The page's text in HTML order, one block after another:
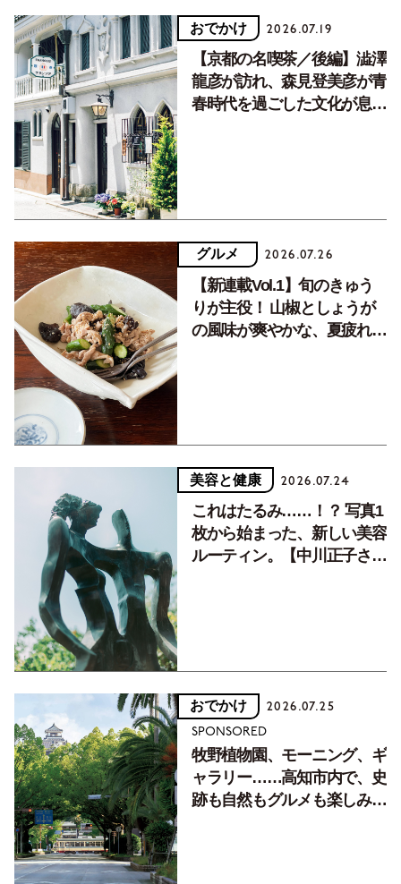
おでかけ 2026.07.19
【京都の名喫茶／後編】澁澤
龍彦が訪れ、森見登美彦が青
春時代を過ごした文化が息づ
グルメ 2026.07.26
【新連載Vol.1】旬のきゅう
りが主役！ 山椒としょうが
の風味が爽やかな、夏疲れを
美容と健康 2026.07.24
これはたるみ……！？ 写真1
枚から始まった、新しい美容
ルーティン。【中川正子さん
おでかけ 2026.07.25
SPONSORED
牧野植物園、モーニング、ギ
ャラリー……高知市内で、史
跡も自然もグルメも楽しみ尽